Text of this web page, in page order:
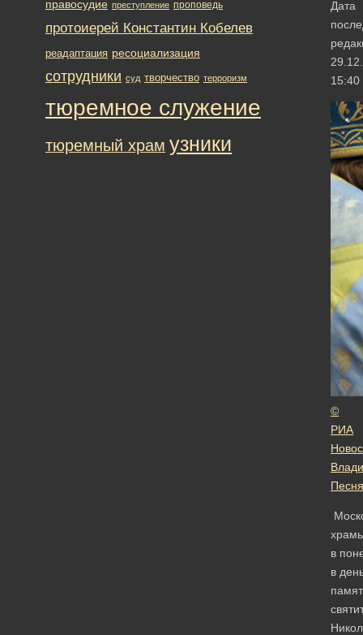
Дата
15:40
©
РИА
Песня
в
в
правосудие преступление проповедь
протоиерей Константин Кобелев
реадаптация ресоциализация
сотрудники суд творчество терроризм
тюремное служение
тюремный храм узники